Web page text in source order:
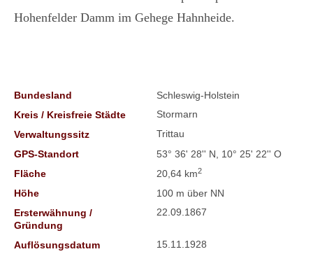
Hohenfelder Damm im Gehege Hahnheide.
Bundesland
Schleswig-Holstein
Kreis / Kreisfreie Städte
Stormarn
Verwaltungssitz
Trittau
GPS-Standort
53° 36' 28'' N, 10° 25' 22'' O
Fläche
20,64 km2
Höhe
100 m über NN
Ersterwähnung /
Gründung
22.09.1867
Auflösungsdatum
15.11.1928